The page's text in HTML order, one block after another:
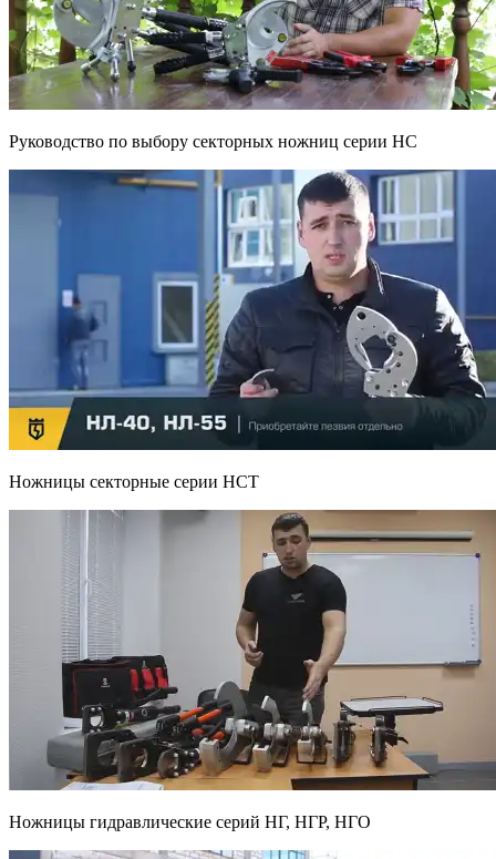
Руководство по выбору секторных ножниц серии НС
Ножницы секторные серии НСТ
Ножницы гидравлические серий НГ, НГР, НГО